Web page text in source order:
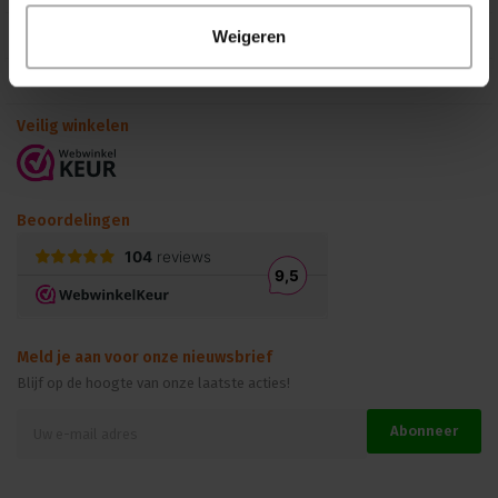
Weigeren
Veilig winkelen
Beoordelingen
Meld je aan voor onze nieuwsbrief
Blijf op de hoogte van onze laatste acties!
Abonneer